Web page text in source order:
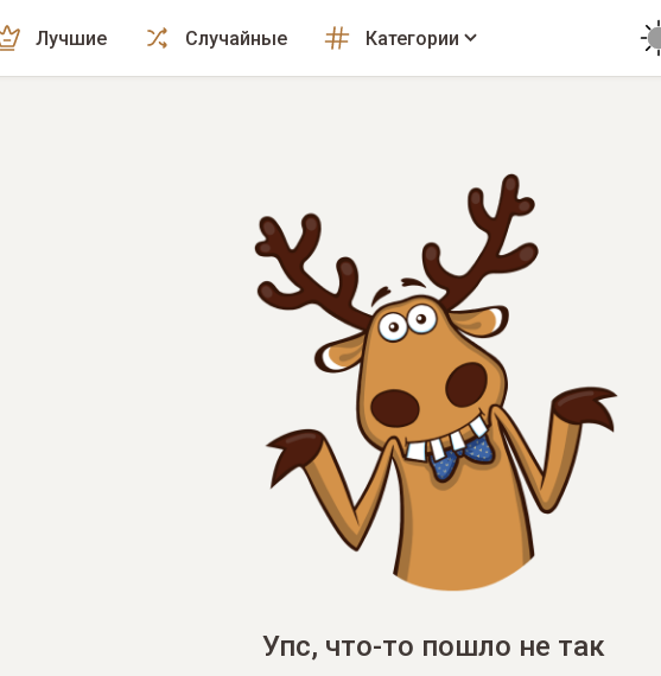
Лучшие Случайные Категории
Упс, что-то пошло не так